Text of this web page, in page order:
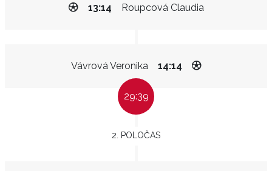
Roupcová Claudia
13:14
Vávrová Veronika 14:14
29:39
2. POLOČAS